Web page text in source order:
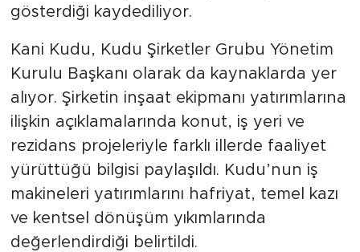
gösterdiği kaydediliyor.
Kani Kudu, Kudu Şirketler Grubu Yönetim
Kurulu Başkanı olarak da kaynaklarda yer
alıyor. Şirketin inşaat ekipmanı yatırımlarına
ilişkin açıklamalarında konut, iş yeri ve
rezidans projeleriyle farklı illerde faaliyet
yürüttüğü bilgisi paylaşıldı. Kudu’nun iş
makineleri yatırımlarını hafriyat, temel kazı
ve kentsel dönüşüm yıkımlarında
değerlendirdiği belirtildi.